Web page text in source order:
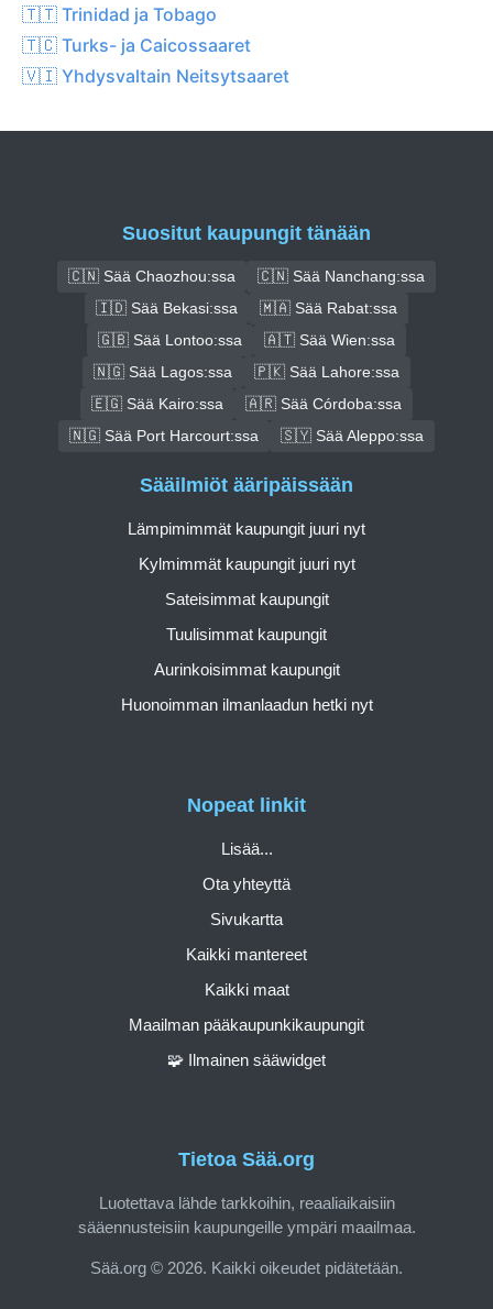
🇹🇹 Trinidad ja Tobago
🇹🇨 Turks- ja Caicossaaret
🇻🇮 Yhdysvaltain Neitsytsaaret
Suositut kaupungit tänään
🇨🇳 Sää Chaozhou:ssa
🇨🇳 Sää Nanchang:ssa
🇮🇩 Sää Bekasi:ssa
🇲🇦 Sää Rabat:ssa
🇬🇧 Sää Lontoo:ssa
🇦🇹 Sää Wien:ssa
🇳🇬 Sää Lagos:ssa
🇵🇰 Sää Lahore:ssa
🇪🇬 Sää Kairo:ssa
🇦🇷 Sää Córdoba:ssa
🇳🇬 Sää Port Harcourt:ssa
🇸🇾 Sää Aleppo:ssa
Tietoa Sää.org
Luotettava lähde tarkkoihin, reaaliaikaisiin
sääennusteisiin kaupungeille ympäri maailmaa.
Sää.org © 2026. Kaikki oikeudet pidätetään.
Nopeat linkit
Lisää...
Ota yhteyttä
Sivukartta
Kaikki mantereet
Kaikki maat
Maailman pääkaupunkikaupungit
🧩 Ilmainen sääwidget
Sääilmiöt ääripäissään
Lämpimimmät kaupungit juuri nyt
Kylmimmät kaupungit juuri nyt
Sateisimmat kaupungit
Tuulisimmat kaupungit
Aurinkoisimmat kaupungit
Huonoimman ilmanlaadun hetki nyt